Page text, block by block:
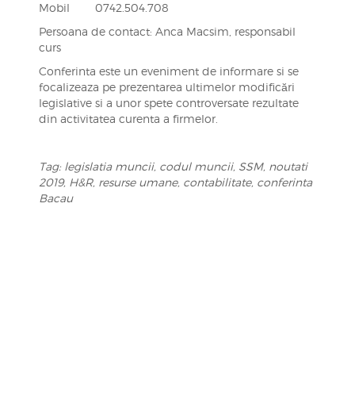
Mobil 0742.504.708
Persoana de contact: Anca Macsim, responsabil
curs
Conferinta este un eveniment de informare si se
focalizeaza pe prezentarea ultimelor modificări
legislative si a unor spete controversate rezultate
din activitatea curenta a firmelor.
Tag: legislatia muncii, codul muncii, SSM, noutati
2019, H&R, resurse umane, contabilitate, conferinta
Bacau